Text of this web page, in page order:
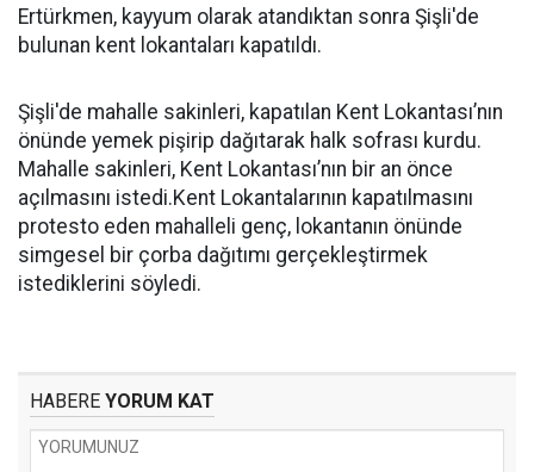
Ertürkmen, kayyum olarak atandıktan sonra Şişli'de
bulunan kent lokantaları kapatıldı.
Şişli'de mahalle sakinleri, kapatılan Kent Lokantası’nın
önünde yemek pişirip dağıtarak halk sofrası kurdu.
Mahalle sakinleri, Kent Lokantası’nın bir an önce
açılmasını istedi.Kent Lokantalarının kapatılmasını
protesto eden mahalleli genç, lokantanın önünde
simgesel bir çorba dağıtımı gerçekleştirmek
istediklerini söyledi.
HABERE YORUM KAT